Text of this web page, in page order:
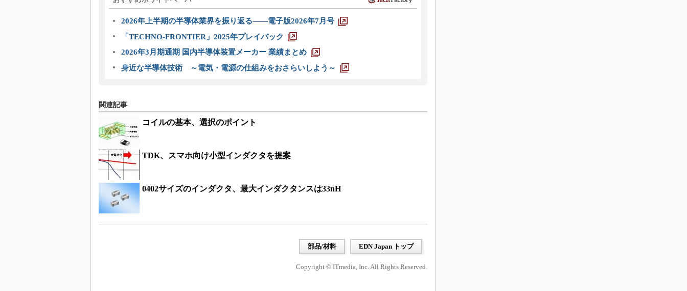
2026年上半期の半導体業界を振り返る――電子版2026年7月号
「TECHNO-FRONTIER」2025年プレイバック
2026年3月期通期 国内半導体装置メーカー 業績まとめ
身近な半導体技術 ～電気・電源の仕組みをおさらいしよう～
関連記事
コイルの基本、選択のポイント
TDK、スマホ向け小型インダクタを提案
0402サイズのインダクタ、最大インダクタンスは33nH
部品/材料 EDN Japan トップ
Copyright © ITmedia, Inc. All Rights Reserved.